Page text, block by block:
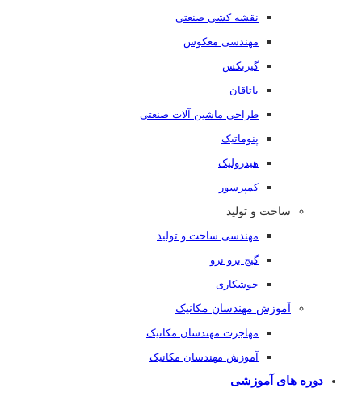
نقشه کشی صنعتی
مهندسی معکوس
گیربکس
یاتاقان
طراحی ماشین آلات صنعتی
پنوماتیک
هیدرولیک
کمپرسور
ساخت و تولید
مهندسی ساخت و تولید
گیج برو نرو
جوشکاری
آموزش مهندسان مکانیک
مهاجرت مهندسان مکانیک
آموزش مهندسان مکانیک
دوره های آموزشی